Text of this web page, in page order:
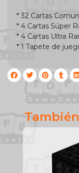
* 32 Cartas
* 4 Cartas Súper
* 4 Cartas Ultra
* 1 Tapete de